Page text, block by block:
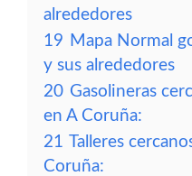
alrededores
19 Mapa Normal
y sus alrededores
20 Gasolineras
en A Coruña:
21 Talleres
Coruña: